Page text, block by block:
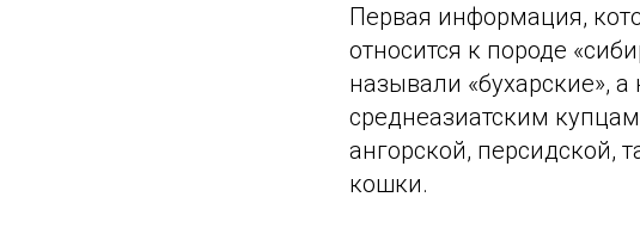
Первая информация,
относится к породе
называли «бухарские»,
среднеазиатским
ангорской, персидской,
кошки.